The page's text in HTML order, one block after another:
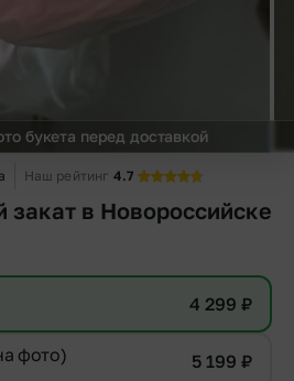
букета перед доставкой
Наш рейтинг 4.7
закат в Новороссийске
4 299 ₽
фото) 5 199 ₽